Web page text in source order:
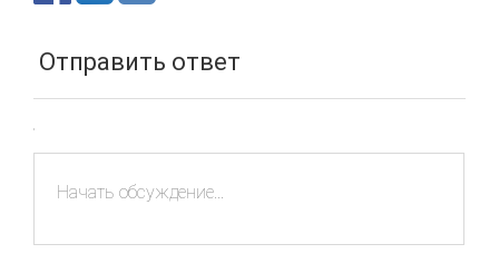
Отправить ответ